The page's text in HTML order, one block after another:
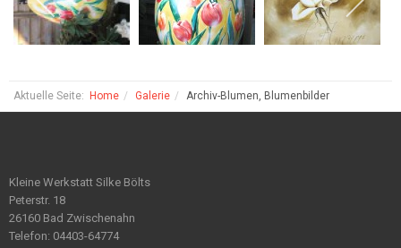
Aktuelle Seite: Home Galerie Archiv-Blumen, Blumenbilder
Kleine Werkstatt Silke Bölts
Peterstr. 18
26160 Bad Zwischenahn
Telefon: 04403-64774